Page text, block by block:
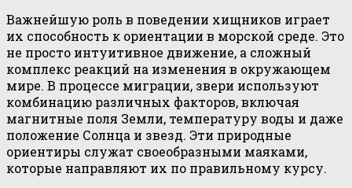
Важнейшую роль в поведении хищников играет
их способность к ориентации в морской среде. Это
не просто интуитивное движение, а сложный
комплекс реакций на изменения в окружающем
мире. В процессе миграции, звери используют
комбинацию различных факторов, включая
магнитные поля Земли, температуру воды и даже
положение Солнца и звезд. Эти природные
ориентиры служат своеобразными маяками,
которые направляют их по правильному курсу.